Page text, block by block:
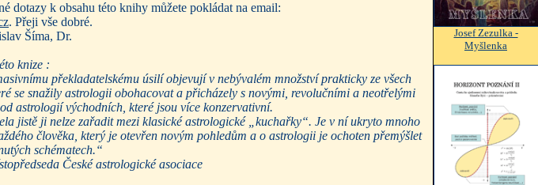
dotazy k obsahu této knihy můžete pokládat na email:
. Přeji vše dobré.
Šíma, Dr.
knize :
překladatelskému úsilí objevují v nebývalém množství prakticky ze všech
se snažily astrologii obohacovat a přicházely s novými, revolučními a neotřelými
astrologií východních, které jsou více konzervativní.
jistě ji nelze zařadit mezi klasické astrologické „kuchařky“. Je v ní ukryto mnoho
člověka, který je otevřen novým pohledům a o astrologii je ochoten přemýšlet
schématech.“
České astrologické asociace
Josef Zezulka -
Myšlenka